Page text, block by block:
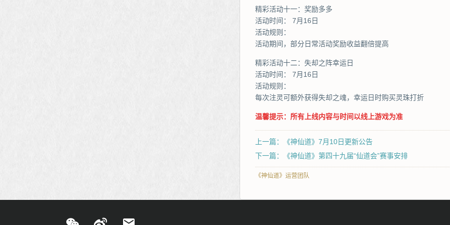
精彩活动十一：奖励多多
活动时间： 7月16日
活动规则：
活动期间，部分日常活动奖励收益翻倍提高
精彩活动十二：失却之阵幸运日
活动时间： 7月16日
活动规则：
每次注灵可额外获得失却之魂，幸运日时购买灵珠打折
温馨提示：所有上线内容与时间以线上游戏为准
上一篇：《神仙道》7月10日更新公告
下一篇：《神仙道》第四十九届“仙道会”赛事安排
《神仙道》运营团队